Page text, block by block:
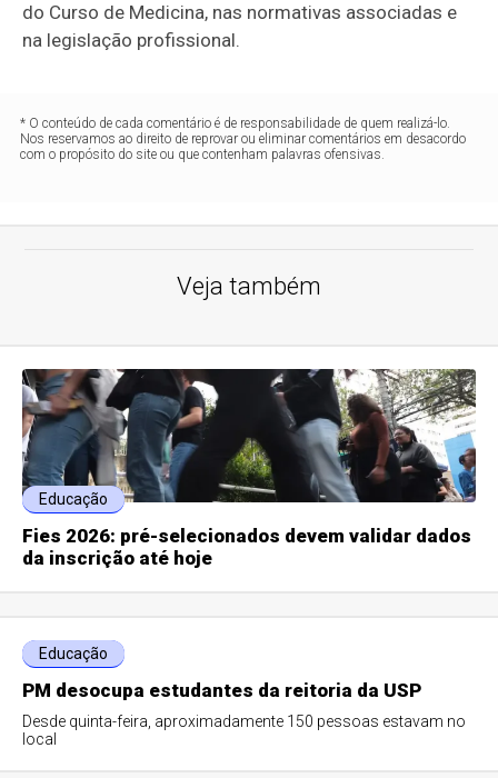
do Curso de Medicina, nas normativas associadas e
na legislação profissional.
* O conteúdo de cada comentário é de responsabilidade de quem realizá-lo.
Nos reservamos ao direito de reprovar ou eliminar comentários em desacordo
com o propósito do site ou que contenham palavras ofensivas.
Veja também
Educação
Fies 2026: pré-selecionados devem validar dados
da inscrição até hoje
Educação
PM desocupa estudantes da reitoria da USP
Desde quinta-feira, aproximadamente 150 pessoas estavam no
local